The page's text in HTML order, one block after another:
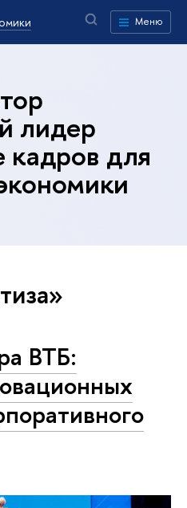
Меню
лидер
кадров для
ВТБ: